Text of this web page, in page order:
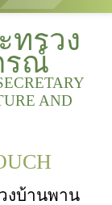
ทรวง
รณ์
AND
งบ้านพาน